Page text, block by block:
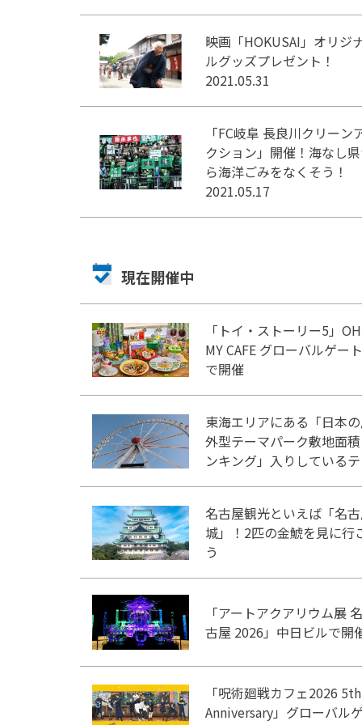
映画「HOKUSAI」オリジ
ルグッズプレゼント！
2021.05.31
「FC岐阜 長良川クリーン
クション」開催！海なし
ら海洋ごみをなくそう！
2021.05.17
現在開催中
「トイ・ストーリー5」OH
MY CAFE グローバルゲート
で開催
東海エリアにある「日本
外型テーマパーク敷地面
ンキング」入りしている
名古屋観光といえば「名
城」！2匹の金鯱を見に行
う
「アートアクアリウム展 名
古屋 2026」中日ビルで開
「呪術廻戦カフェ2026 5th
Anniversary」グローバルゲ